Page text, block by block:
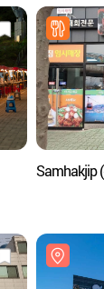
Samhakjip